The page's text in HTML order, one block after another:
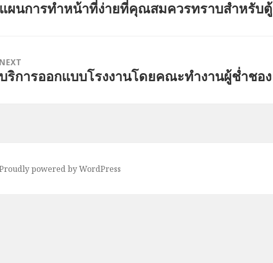
Previous
แผนการทำหน้าที่ง่ายที่คุณสมควรทราบสำหรับ
NEXT
Next
บริการออกแบบโรงงานโดยคณะทำงานผู้ช่ำชอง
powered by WordPress